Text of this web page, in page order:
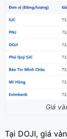
Giá
Tại DOJI, giá